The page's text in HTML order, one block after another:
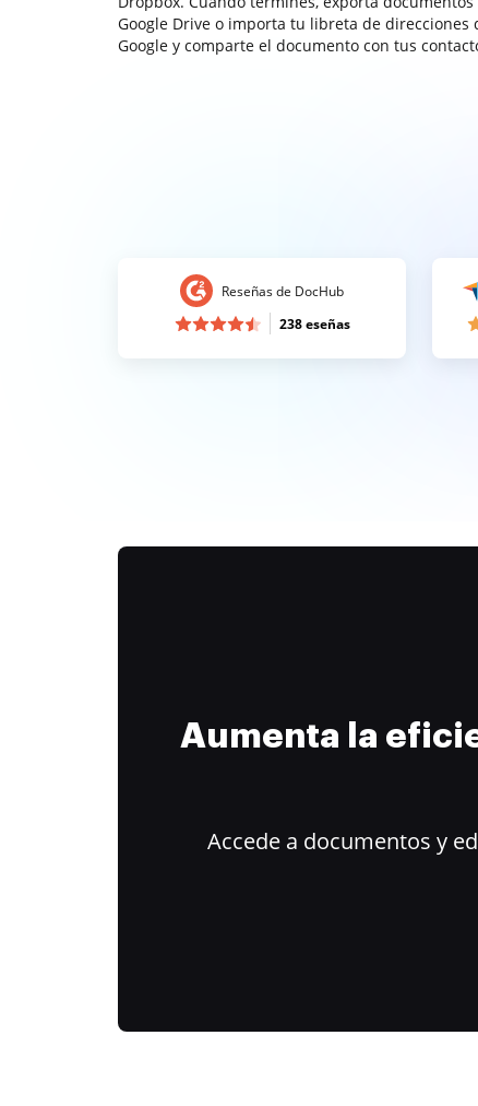
Google Drive o importa tu libreta de direcciones
Google y comparte el documento con tus
Reseñas de DocHub
238 eseñas
Aumenta la
Accede a documentos y